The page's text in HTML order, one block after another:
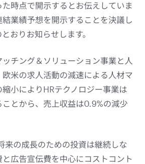
時点で開示するとお伝えしていま
業績予想を開示することを決議し
おりお知らせします。
チング＆ソリューション事業と人
米の求人活動の減速による人材マ
小によりHRテクノロジー事業は
とから、売上収益は0.9%の減少
来の成長のための投資は継続しな
広告宣伝費を中心にコストコント